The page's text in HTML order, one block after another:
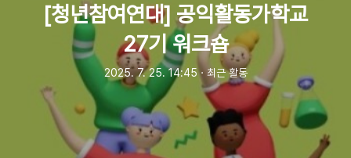
[청년참여연대] 공익활동가학교
27기 워크숍
2025. 7. 25. 14:45ㆍ 최근 활동